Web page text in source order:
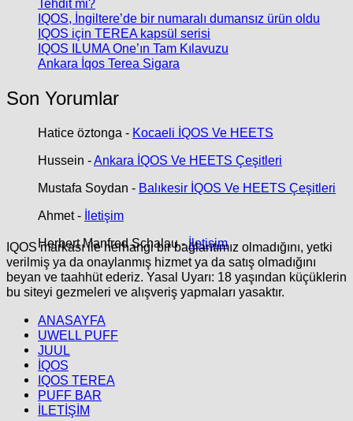
Tehdit mi?
IQOS, İngiltere’de bir numaralı dumansız ürün oldu
IQOS için TEREA kapsül serisi
IQOS ILUMA One’ın Tam Kılavuzu
Ankara İqos Terea Sigara
Son Yorumlar
Hatice öztonga - Kocaeli İQOS Ve HEETS
Hussein -Ankara İQOS Ve HEETS Çeşitleri
Mustafa Soydan - Balıkesir İQOS Ve HEETS Çeşitleri
Ahmet- İletişim
Herbert Manfred Schalau-İletişim
IQOS markası ile herhangi bir bağlantımız olmadığını, yetki
verilmiş ya da onaylanmış hizmet ya da satış olmadığını
beyan ve taahhüt ederiz. Yasal Uyarı: 18 yaşından küçüklerin
bu siteyi gezmeleri ve alışveriş yapmaları yasaktır.
ANASAYFA
UWELL PUFF
JUUL
İQOS
IQOS TEREA
PUFF BAR
İLETİŞİM